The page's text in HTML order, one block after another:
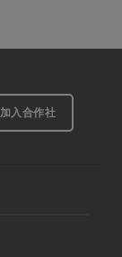
加入合作社